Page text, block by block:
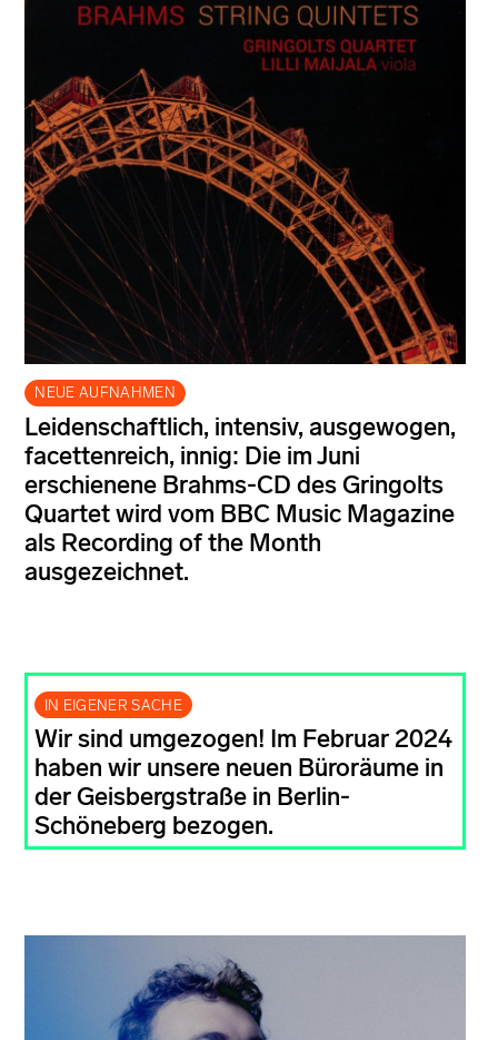
NEUE AUFNAHMEN
Leidenschaftlich, intensiv, ausgewogen,
facettenreich, innig: Die im Juni
erschienene Brahms-CD des Gringolts
Quartet wird vom BBC Music Magazine
als Recording of the Month
ausgezeichnet.
IN EIGENER SACHE
Wir sind umgezogen! Im Februar 2024
haben wir unsere neuen Büroräume in
der Geisbergstraße in Berlin-
Schöneberg bezogen.